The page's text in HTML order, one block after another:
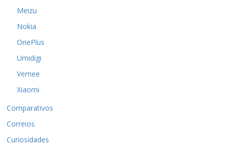
Meizu
Nokia
OnePlus
Umidigi
Vernee
Xiaomi
Comparativos
Correios
Curiosidades